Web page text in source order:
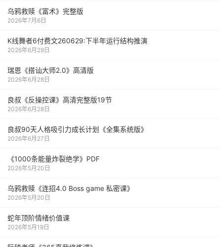
乌鸦救赎《富术》完整版
2026年7月6日
K线舞者6付费文260629:下半年运行结构推演
2026年6月29日
瑞恩《搭讪大师2.0》高清版
2026年6月28日
良叔《反操控课》高清完整版19节
2026年6月28日
良叔90天人格吸引力成长计划《全集系统版》
2026年6月27日
《1000‮能条‬‎量‮裂炸‬‎绝学》PDF
2026年5月20日
乌鸦救赎《连招4.0 Boss game 私密课》
2026年5月20日
蛇年顶阶情绪价值课
2026年5月19日